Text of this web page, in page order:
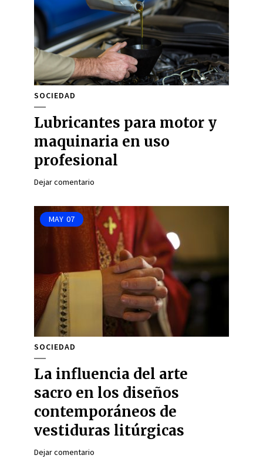
SOCIEDAD
Lubricantes para motor y
maquinaria en uso
profesional
Dejar comentario
MAY 07
SOCIEDAD
La influencia del arte
sacro en los diseños
contemporáneos de
vestiduras litúrgicas
Dejar comentario